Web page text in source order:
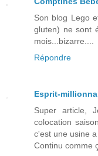
Son blog Lego
gluten) ne sont
mois...bizarre....
Répondre
Esprit-
Super article,
colocation
c'est une usine
Continu comme